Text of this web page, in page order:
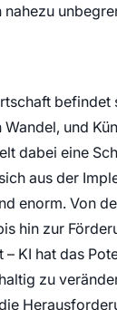
befindet
und
dabei eine
aus der
enorm. Von
hin zur
– KI hat das
zu